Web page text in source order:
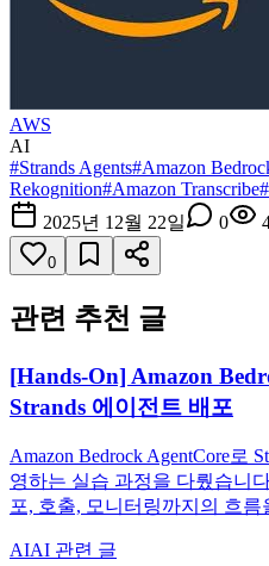
AWS
AI
#Strands Agents#Amazon
Rekognition#Amazon Transcribe#
2025년 12월 22일
0
0
관련 추천 글
[Hands-On] Amazon
Strands 에이전트 배포
Amazon Bedrock AgentCore로
영하는 실습 과정을 다뤘습니
포, 호출, 모니터링까지의 흐름
AIAI 관련 글